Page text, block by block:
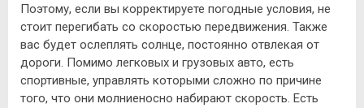
Поэтому, если вы корректируете погодные условия, не
стоит перегибать со скоростью передвижения. Также
вас будет ослеплять солнце, постоянно отвлекая от
дороги. Помимо легковых и грузовых авто, есть
спортивные, управлять которыми сложно по причине
того, что они молниеносно набирают скорость. Есть